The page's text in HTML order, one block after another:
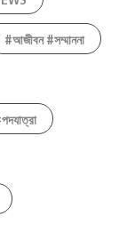
#আজীবন #সম্মাননা